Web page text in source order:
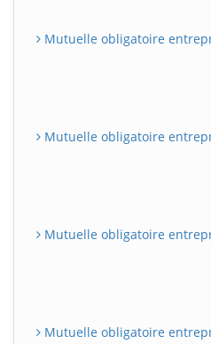
Mutuelle obligatoire
Mutuelle obligatoire
Mutuelle obligatoire
Mutuelle obligatoire